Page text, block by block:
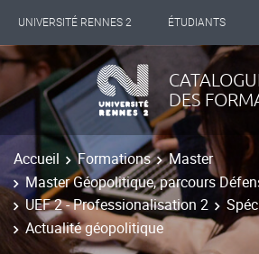
UNIVERSITÉ RENNES 2 ÉTUDIANTS
INTERNATIONAL PROFESSIONNELS
LES NOUVELLES DE RENNES 2
DES
Accueil Formations
Master
Master Géopolitique, parcours
UEF 2 - Professionalisation 2
Actualité géopolitique